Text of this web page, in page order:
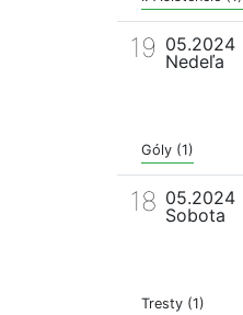
19 05.2024
Nedeľa
Góly (1)
18 05.2024
Sobota
Tresty (1)